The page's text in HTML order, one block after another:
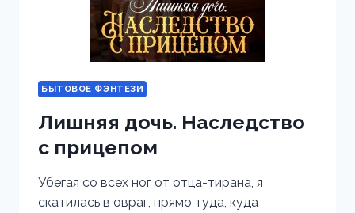
БЫТОВОЕ ФЭНТЕЗИ
Лишняя дочь. Наследство
с прицепом
Убегая со всех ног от отца-тирана, я
скатилась в овраг, прямо туда, куда